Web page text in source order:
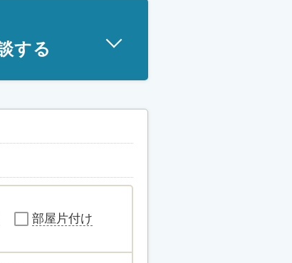
する
部屋片付け